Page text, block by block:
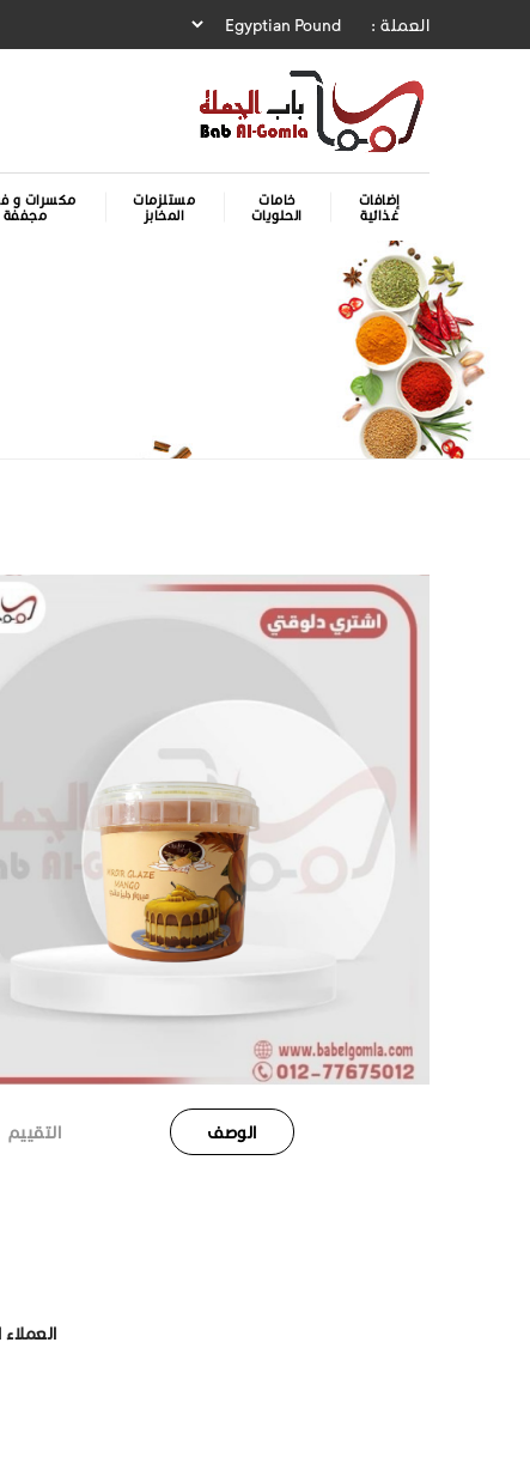
العملة :
إضافات
غذائية
خامات
الحلويات
مستلزمات
المخابز
مكسرات و
مجففة
الوصف التقييم